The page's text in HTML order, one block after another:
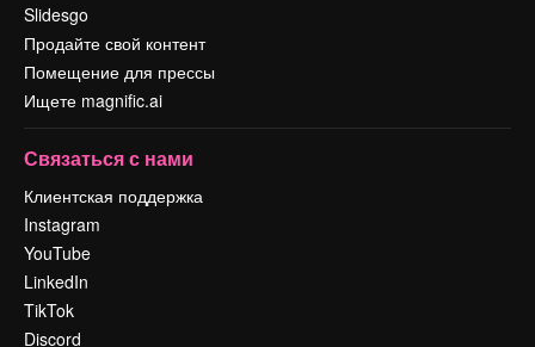
Slidesgo
Продайте свой контент
Помещение для прессы
Ищете magnific.ai
Связаться с нами
Клиентская поддержка
Instagram
YouTube
LinkedIn
TikTok
Discord